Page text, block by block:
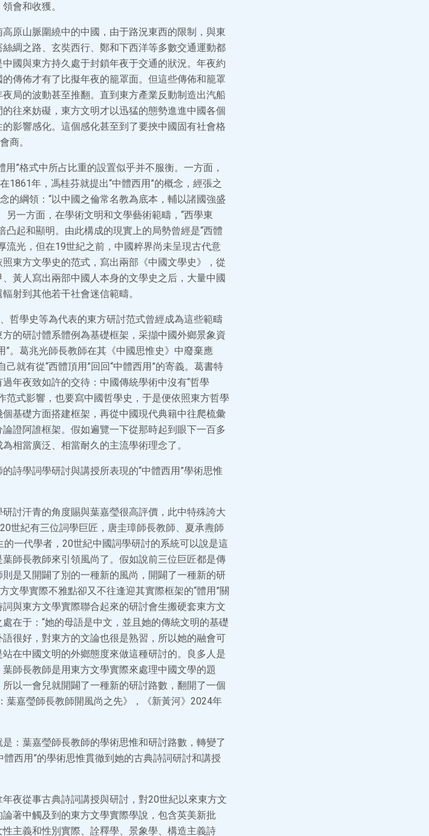
會和收獲。
原山脈圍繞中的中國，由于路況東西的限制，與東
綢之路、玄奘西行、鄭和下西洋等多數交通運動都
國與東方持久處于封鎖年夜于交通的狀況。年夜約
傳佈才有了比擬年夜的籠罩面。但這些傳佈和籠罩
局的波動甚至推翻。直到東方產業反動制造出汽船
往來妨礙，東方文明才以迅猛的態勢進進中國各個
影響感化。這個感化甚至到了要挾中國固有社會格
商。
”格式中所占比重的設置似乎并不服衡。一方面，
1861年，馮桂芬就提出“中體西用”的概念，經張之
的綱領：“以中國之倫常名教為底本，輔以諸國強盛
一方面，在學術文明和文學藝術範疇，“西學東
起和顯明。由此構成的現實上的局勢曾經是“西體
流光，但在19世紀之前，中國粹界尚未呈現古代意
東方文學史的范式，寫出兩部《中國文學史》，從
黃人寫出兩部中國人本身的文學史之后，大量中國
射到其他若干社會迷信範疇。
哲學史等為代表的東方研討范式曾經成為這些範疇
的研討體系體例為基礎框架，采擷中國外鄉景象資
。葛兆光師長教師在其《中國思惟史》中廢棄應
己就有從“西體頂用”回回“中體西用”的寄義。葛書特
年夜致如許的交待：中國傳統學術中沒有“哲學
范式影響，也要寫中國哲學史，于是便依照東方哲學
基礎方面搭建框架，再從中國現代典籍中往爬梳彙
證阿誰框架。假如遍覽一下從那時起到眼下一百多
相當廣泛、相當耐久的主流學術理念了。
詩學詞學研討與講授所表現的“中體西用”學術思惟
討汗青的角度賜與葉嘉瑩很高評價，此中特殊誇大
世紀有三位詞學巨匠，唐圭璋師長教師、夏承燾師
一代學者，20世紀中國詞學研討的系統可以說是這
師長教師來引領風尚了。假如說前三位巨匠都是傳
是又開闢了別的一種新的風尚，開闢了一種新的研
文學實際不雅點卻又不往逢迎其實際框架的“體用”關
與東方文學實際聯合起來的研討會生搬硬套東方文
在于：“她的母語是中文，並且她的傳統文明的基礎
很好，對東方的文論也很是熟習，所以她的融會可
在中國文明的外鄉態度來做這種研討的。良多人是
師長教師是用東方文學實際來處理中國文學的題
以一會兒就開闢了一種新的研討路數，翻開了一個
葉嘉瑩師長教師開風尚之先》，《新黃河》2024年
：葉嘉瑩師長教師的學術思惟和研討路數，轉變了
體西用”的學術思惟貫徹到她的古典詩詞研討和講授
夜從事古典詩詞講授與研討，對20世紀以來東方文
著中觸及到的東方文學實際學說，包含英美新批
主義和性別實際、詮釋學、景象學、構造主義詩